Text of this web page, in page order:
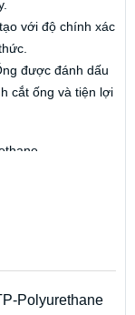
với độ chính xác
được đánh dấu
cắt ống và tiện lợi